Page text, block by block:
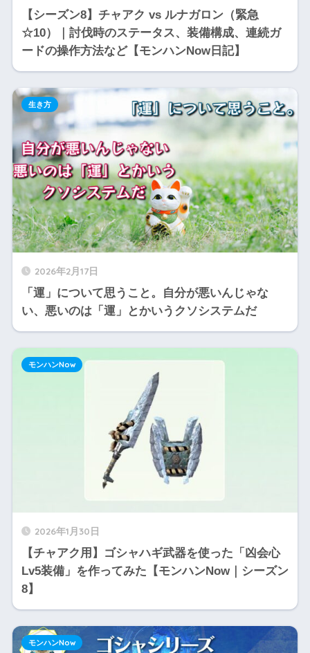
【シーズン8】チャアク vs ルナガロン（緊急
☆10）｜討伐時のステータス、装備構成、連続ガ
ードの操作方法など【モンハンNow日記】
2026年2月17日
「運」について思うこと。自分が悪いんじゃな
い、悪いのは「運」とかいうクソシステムだ
生き方
2026年1月30日
【チャアク用】ゴシャハギ武器を使った「凶会心
Lv5装備」を作ってみた【モンハンNow｜シーズン
8】
モンハンNow
モンハンNow